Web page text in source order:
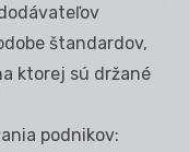
štandardov,
ktorej sú držané
podnikov: